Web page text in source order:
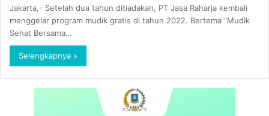
Jakarta,- Setelah dua tahun ditiadakan, PT Jasa Raharja kembali
menggelar program mudik gratis di tahun 2022. Bertema “Mudik
Sehat Bersama…
Selengkapnya »